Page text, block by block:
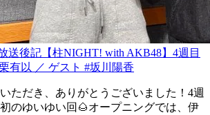
送後記【柱NIGHT! with AKB48】4週目
有以 ／ ゲスト #坂川陽香
ただき、ありがとうございました！4週
のゆいゆい回🌰オープニングでは、伊